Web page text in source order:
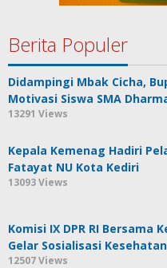
Berita Populer
Didampingi Mbak Cicha,
Motivasi Siswa SMA
13291 Views
Kepala Kemenag Hadiri
Fatayat NU Kota Kediri
13093 Views
Komisi IX DPR RI Bersama
Gelar Sosialisasi
12507 Views